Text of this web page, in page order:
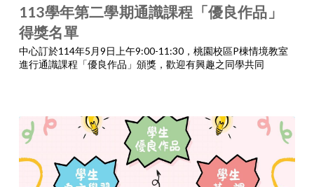
113學年第二學期通識課程「優良作品」
得獎名單
中心訂於114年5月9日上午9:00-11:30，桃園校區P棟情境教室
進行通識課程「優良作品」頒獎，歡迎有興趣之同學共同